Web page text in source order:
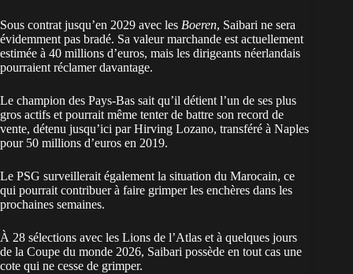
Sous contrat jusqu’en 2029 avec les Boeren, Saibari ne sera
évidemment pas bradé. Sa valeur marchande est actuellement
estimée à 40 millions d’euros, mais les dirigeants néerlandais
pourraient réclamer davantage.
Le champion des Pays-Bas sait qu’il détient l’un de ses plus
gros actifs et pourrait même tenter de battre son record de
vente, détenu jusqu’ici par Hirving Lozano, transféré à Naples
pour 50 millions d’euros en 2019.
Le PSG surveillerait également la situation du Marocain, ce
qui pourrait contribuer à faire grimper les enchères dans les
prochaines semaines.
À 28 sélections avec les Lions de l’Atlas et à quelques jours
de la Coupe du monde 2026, Saibari possède en tout cas une
cote qui ne cesse de grimper.